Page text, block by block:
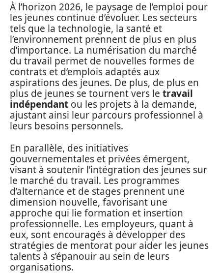
À l’horizon 2026, le paysage de l’emploi pour
les jeunes continue d’évoluer. Les secteurs
tels que la technologie, la santé et
l’environnement prennent de plus en plus
d’importance. La numérisation du marché
du travail permet de nouvelles formes de
contrats et d’emplois adaptés aux
aspirations des jeunes. De plus, de plus en
plus de jeunes se tournent vers le travail
indépendant ou les projets à la demande,
ajustant ainsi leur parcours professionnel à
leurs besoins personnels.
En parallèle, des initiatives
gouvernementales et privées émergent,
visant à soutenir l’intégration des jeunes sur
le marché du travail. Les programmes
d’alternance et de stages prennent une
dimension nouvelle, favorisant une
approche qui lie formation et insertion
professionnelle. Les employeurs, quant à
eux, sont encouragés à développer des
stratégies de mentorat pour aider les jeunes
talents à s’épanouir au sein de leurs
organisations.